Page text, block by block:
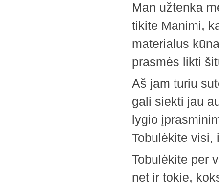
Man užtenka
tikite Manimi,
materialus
prasmės likti
Aš jam turiu
gali siekti jau
lygio
Tobulėkite visi,
Tobulėkite per
net ir tokie,